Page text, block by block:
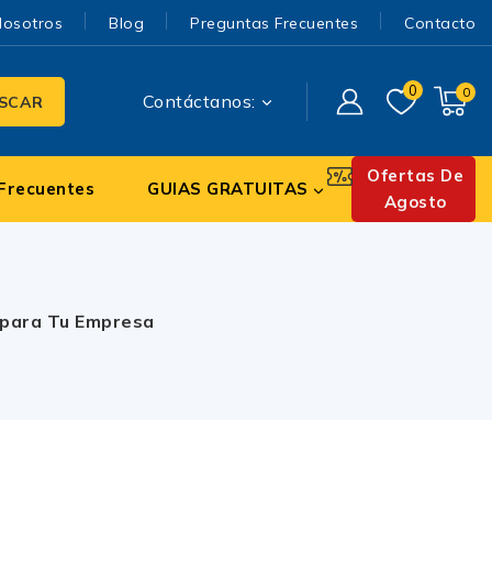
Blog Preguntas Frecuentes Contacto
Contáctanos: 0 0
GUIAS GRATUITAS
Ofertas De
Agosto
Tu Empresa